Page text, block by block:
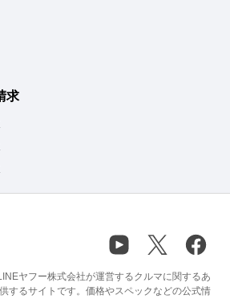
求
ヤフー株式会社が運営するクルマに関するあ
するサイトです。価格やスペックなどの公式情